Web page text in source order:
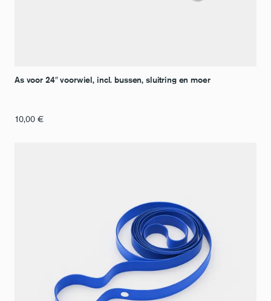
As voor 24″ voorwiel, incl. bussen, sluitring en moer
10,00 €